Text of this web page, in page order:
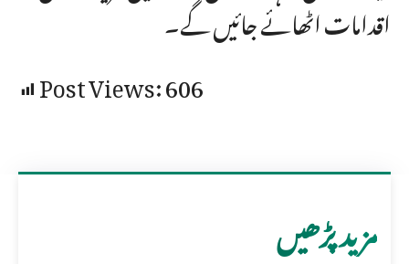
اقدامات اٹھائے جائیں گے۔
Post Views:606
مزید پڑھیں